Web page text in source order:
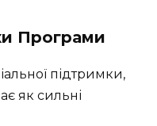
Програми
підтримки,
як сильні